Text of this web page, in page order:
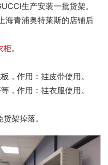
生产安装一批货架。
海青浦奥特莱斯的店铺后
柜。
，作用：挂皮带使用。
，作用：挂衣服使用。
架掉落。